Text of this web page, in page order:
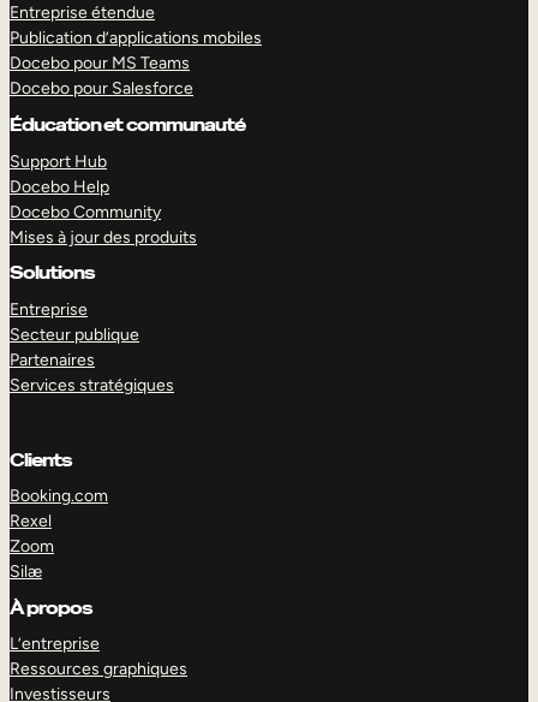
Entreprise étendue
Publication d’applications mobiles
Docebo pour MS Teams
Docebo pour Salesforce
Éducation et communauté
Support Hub
Docebo Help
Docebo Community
Mises à jour des produits
Solutions
Entreprise
Secteur publique
Partenaires
Services stratégiques
Clients
Booking.com
Rexel
Zoom
Silæ
À propos
L’entreprise
Ressources graphiques
Investisseurs